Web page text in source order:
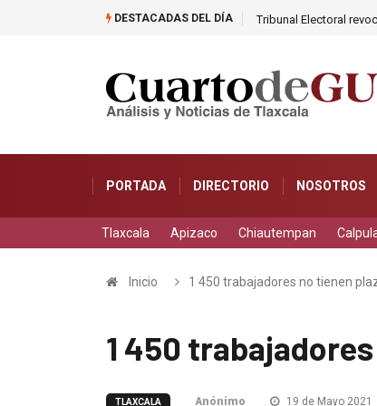
DESTACADAS DEL DÍA Tribunal Electoral
PORTADA DIRECTORIO NOSOTROS
Tlaxcala Apizaco Chiautempan
Inicio 1 450 trabajadores no tienen
1 450
TLAXCALA Anónimo 19 de Mayo 2021